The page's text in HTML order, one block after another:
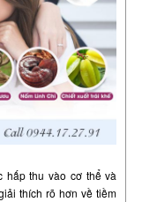
hấp thu vào cơ thể và
thích rõ hơn về tiềm